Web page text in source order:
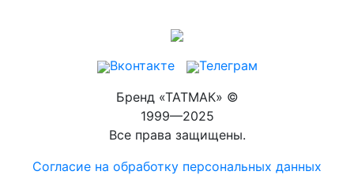
Вконтакте
Телеграм
Бренд «ТАТМАК» ©
1999—2025
Все права защищены.
Согласие на обработку персональных данных